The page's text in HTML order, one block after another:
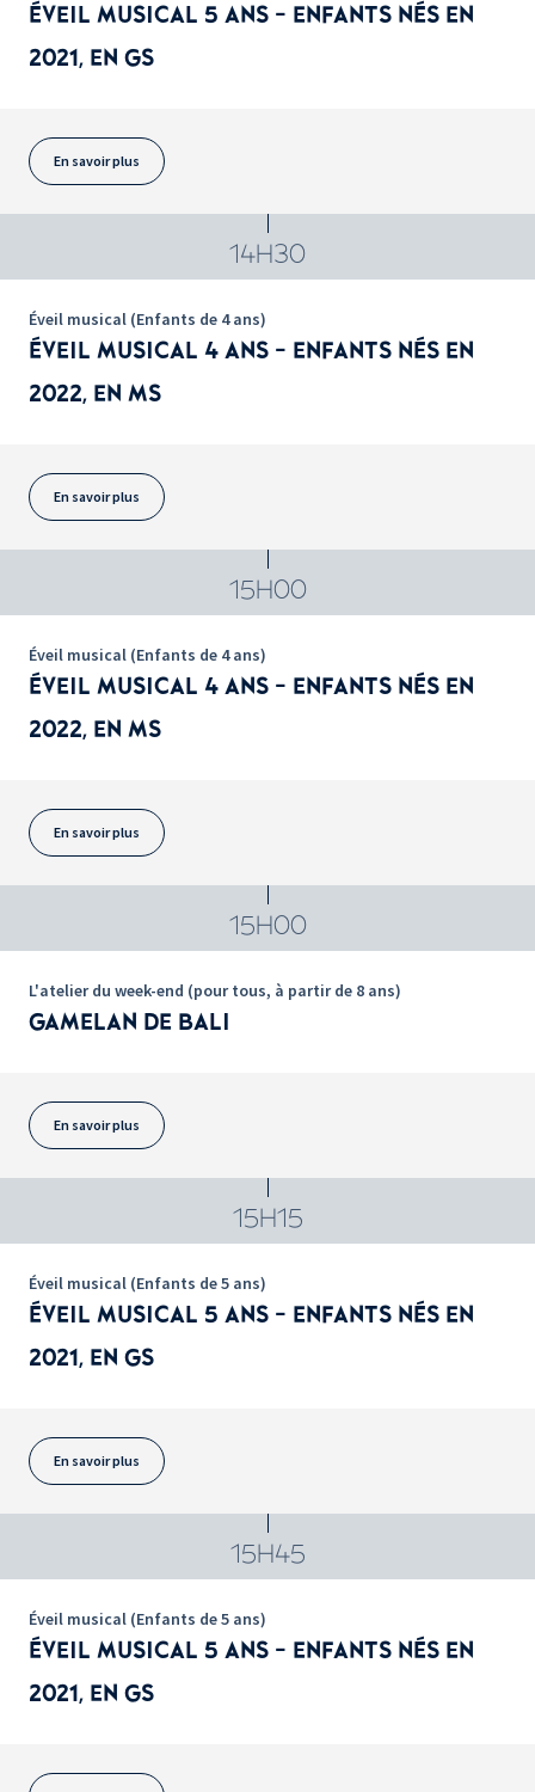
ÉVEIL MUSICAL 5 ANS - ENFANTS NÉS EN
2021, EN GS
En savoir plus
14H30
Éveil musical (Enfants de 4 ans)
ÉVEIL MUSICAL 4 ANS - ENFANTS NÉS EN
2022, EN MS
En savoir plus
15H00
Éveil musical (Enfants de 4 ans)
ÉVEIL MUSICAL 4 ANS - ENFANTS NÉS EN
2022, EN MS
En savoir plus
15H00
L'atelier du week-end (pour tous, à partir de 8 ans)
GAMELAN DE BALI
En savoir plus
15H15
Éveil musical (Enfants de 5 ans)
ÉVEIL MUSICAL 5 ANS - ENFANTS NÉS EN
2021, EN GS
En savoir plus
15H45
Éveil musical (Enfants de 5 ans)
ÉVEIL MUSICAL 5 ANS - ENFANTS NÉS EN
2021, EN GS